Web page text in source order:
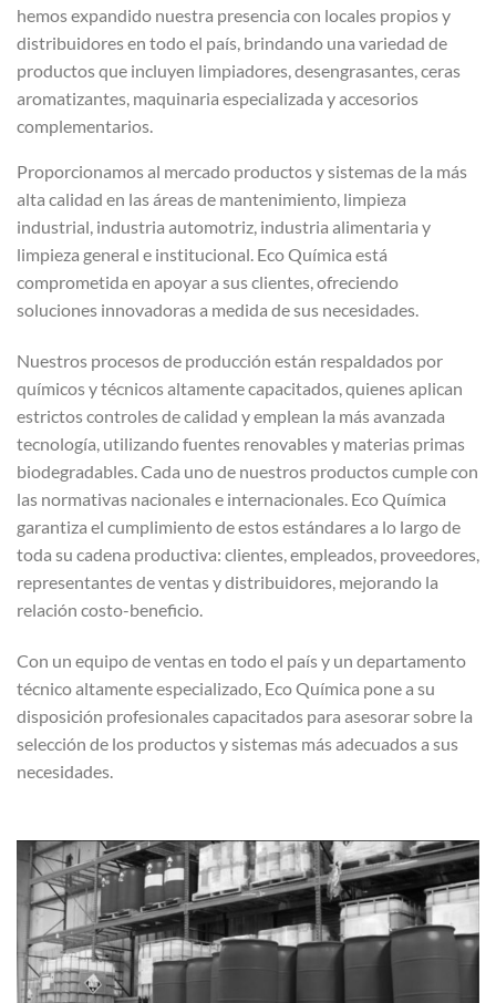
hemos expandido nuestra presencia con locales propios y
distribuidores en todo el país, brindando una variedad de
productos que incluyen limpiadores, desengrasantes, ceras
aromatizantes, maquinaria especializada y accesorios
complementarios.
Proporcionamos al mercado productos y sistemas de la más
alta calidad en las áreas de mantenimiento, limpieza
industrial, industria automotriz, industria alimentaria y
limpieza general e institucional. Eco Química está
comprometida en apoyar a sus clientes, ofreciendo
soluciones innovadoras a medida de sus necesidades.
Nuestros procesos de producción están respaldados por
químicos y técnicos altamente capacitados, quienes aplican
estrictos controles de calidad y emplean la más avanzada
tecnología, utilizando fuentes renovables y materias primas
biodegradables. Cada uno de nuestros productos cumple con
las normativas nacionales e internacionales. Eco Química
garantiza el cumplimiento de estos estándares a lo largo de
toda su cadena productiva: clientes, empleados, proveedores,
representantes de ventas y distribuidores, mejorando la
relación costo-beneficio.
Con un equipo de ventas en todo el país y un departamento
técnico altamente especializado, Eco Química pone a su
disposición profesionales capacitados para asesorar sobre la
selección de los productos y sistemas más adecuados a sus
necesidades.